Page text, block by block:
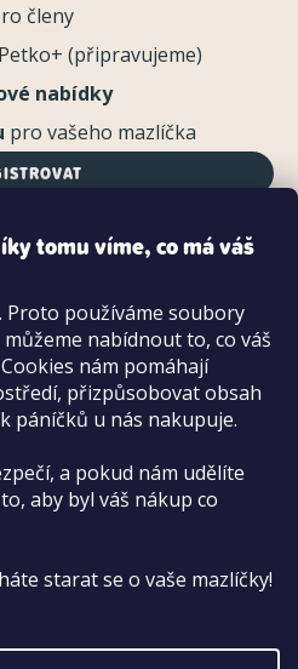
tomu víme, co má váš
Proto používáme soubory
nabídnout to, co váš
nám pomáhají
přizpůsobovat obsah
páníčků u nás nakupuje.
a pokud nám udělíte
aby byl váš nákup co
starat se o vaše mazlíčky!
členy
(připravujeme)
nabídky
pro vašeho mazlíčka
Dobírkou